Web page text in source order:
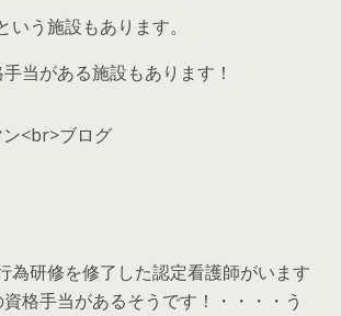
いう施設もあります。
当がある施設もあります！
為研修を修了した認定看護師がいます
格手当があるそうです！・・・・う